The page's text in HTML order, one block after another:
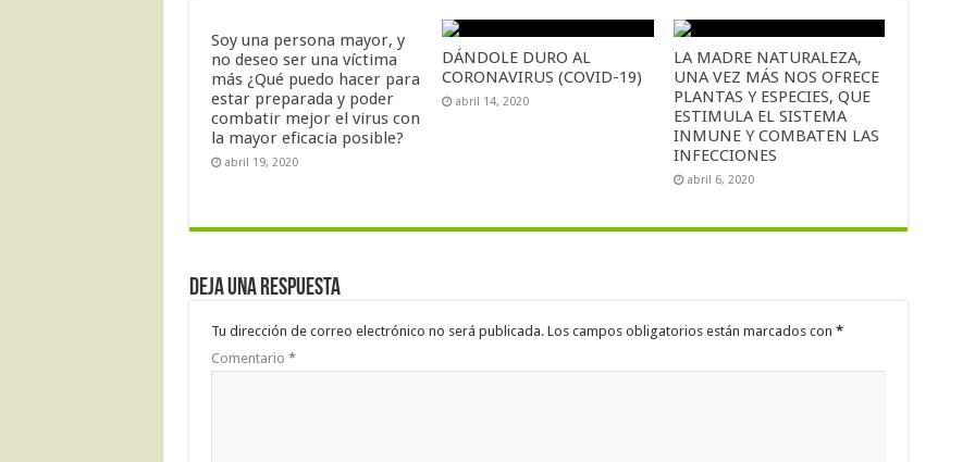
Soy una persona mayor, y
no deseo ser una víctima
más ¿Qué puedo hacer para
estar preparada y poder
combatir mejor el virus con
la mayor eficacia posible?
abril 19, 2020
DÁNDOLE DURO AL
CORONAVIRUS (COVID-19)
abril 14, 2020
LA MADRE NATURALEZA,
UNA VEZ MÁS NOS OFRECE
PLANTAS Y ESPECIES, QUE
ESTIMULA EL SISTEMA
INMUNE Y COMBATEN LAS
INFECCIONES
abril 6, 2020
Deja una respuesta
Tu dirección de correo electrónico no será publicada. Los campos obligatorios están marcados con *
Comentario *